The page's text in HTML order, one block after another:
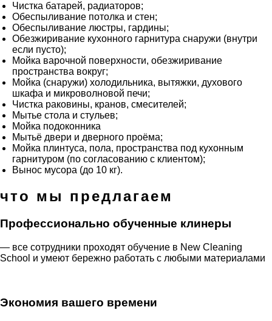
Чистка батарей, радиаторов;
Обеспыливание потолка и стен;
Обеспыливание люстры, гардины;
Обезжиривание кухонного гарнитура снаружи (внутри
если пусто);
Мойка варочной поверхности, обезжиривание
пространства вокруг;
Мойка (снаружи) холодильника, вытяжки, духового
шкафа и микроволновой печи;
Чистка раковины, кранов, смесителей;
Мытье стола и стульев;
Мойка подоконника
Мытьё двери и дверного проёма;
Мойка плинтуса, пола, пространства под кухонным
гарнитуром (по согласованию с клиентом);
Вынос мусора (до 10 кг).
что мы предлагаем
Профессионально обученные клинеры
— все сотрудники проходят обучение в New Cleaning
School и умеют бережно работать с любыми материалами
Экономия вашего времени